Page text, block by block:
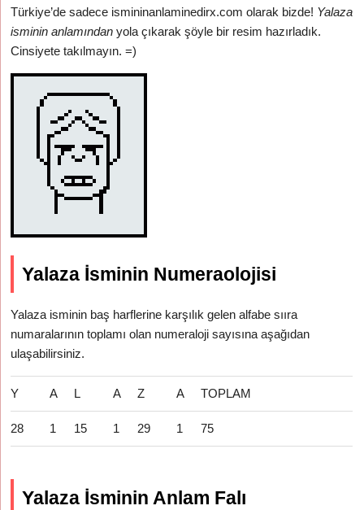
Türkiye’de sadece ismininanlaminedirx.com olarak bizde! Yalaza
isminin anlamından yola çıkarak şöyle bir resim hazırladık.
Cinsiyete takılmayın. =)
Yalaza İsminin Numeraolojisi
Yalaza isminin baş harflerine karşılık gelen alfabe sııra
numaralarının toplamı olan numeraloji sayısına aşağıdan
ulaşabilirsiniz.
Y A L A Z A TOPLAM
28 1 15 1 29 1 75
Yalaza İsminin Anlam Falı